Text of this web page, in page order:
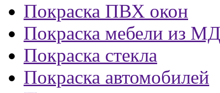
Покраска ПВХ окон
Покраска мебели из
Покраска стекла
Покраска автомобилей